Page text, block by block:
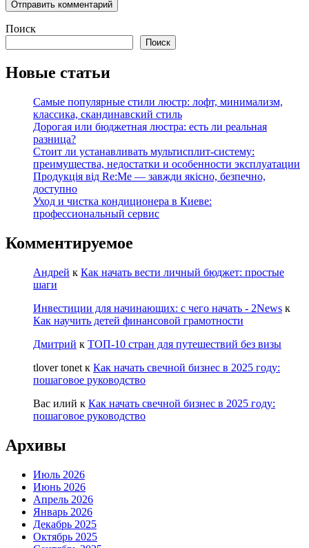
Поиск
Поиск
Новые статьи
Самые популярные стили люстр: лофт, минимализм,
классика, скандинавский стиль
Дорогая или бюджетная люстра: есть ли реальная
разница?
Стоит ли устанавливать мультисплит-систему:
преимущества, недостатки и особенности эксплуатации
Продукція від Re:Me — завжди якісно, безпечно,
доступно
Уход и чистка кондиционера в Киеве:
профессиональный сервис
Комментируемое
Андрей к Как начать вести личный бюджет: простые
шаги
Инвестиции для начинающих: с чего начать - 2News к
Как научить детей финансовой грамотности
Дмитрий к ТОП-10 стран для путешествий без визы
tlover tonet к Как начать свечной бизнес в 2025 году:
пошаговое руководство
Вас илий к Как начать свечной бизнес в 2025 году:
пошаговое руководство
Архивы
Июль 2026
Июнь 2026
Апрель 2026
Январь 2026
Декабрь 2025
Октябрь 2025